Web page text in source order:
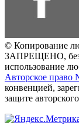
© Копирование
ЗАПРЕЩЕНО, без
использование
Авторское право
конвенцией,
защите